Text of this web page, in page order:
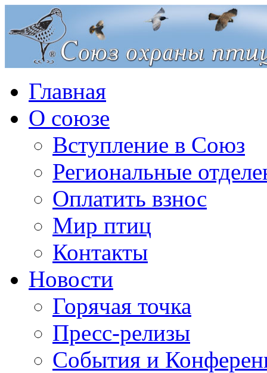
Главная
О союзе
Вступление в Союз
Региональные
Оплатить взнос
Мир птиц
Контакты
Новости
Горячая точка
Пресс-релизы
События и